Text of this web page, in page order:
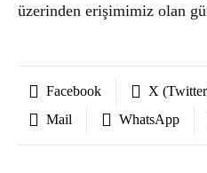
üzerinden erişimimiz olan
Facebook X
Mail
WhatsApp